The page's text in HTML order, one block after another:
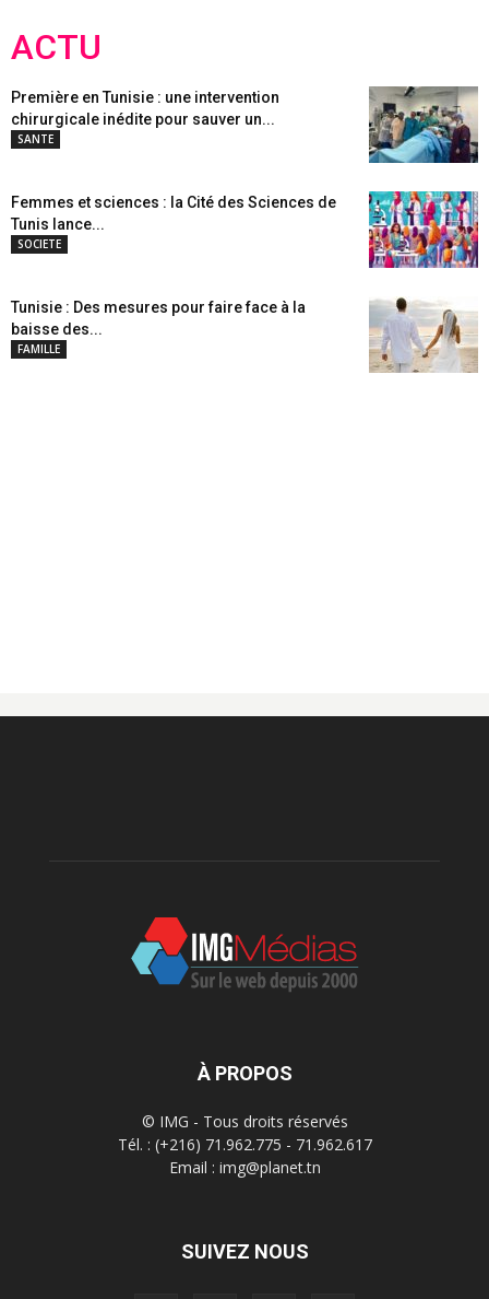
ACTU
Première en Tunisie : une intervention
chirurgicale inédite pour sauver un...
SANTE
Femmes et sciences : la Cité des Sciences de
Tunis lance...
SOCIETE
Tunisie : Des mesures pour faire face à la
baisse des...
FAMILLE
À PROPOS
© IMG - Tous droits réservés
Tél. : (+216) 71.962.775 - 71.962.617
Email : img@planet.tn
SUIVEZ NOUS